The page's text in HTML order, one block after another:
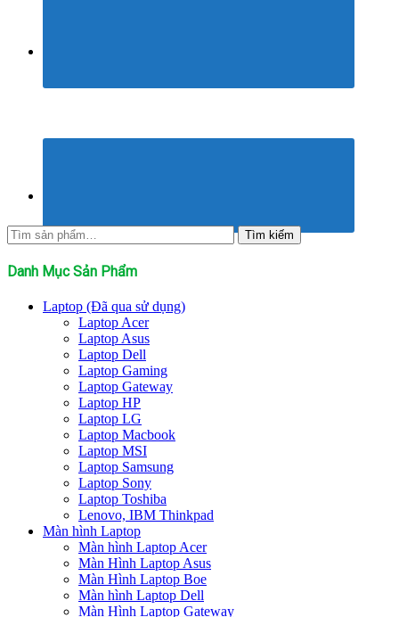
Tìm
kiếm:
Tìm kiếm
Danh Mục Sản Phẩm
Laptop (Đã qua sử dụng)
Laptop Acer
Laptop Asus
Laptop Dell
Laptop Gaming
Laptop Gateway
Laptop HP
Laptop LG
Laptop Macbook
Laptop MSI
Laptop Samsung
Laptop Sony
Laptop Toshiba
Lenovo, IBM Thinkpad
Màn hình Laptop
Màn hình Laptop Acer
Màn Hình Laptop Asus
Màn Hình Laptop Boe
Màn hình Laptop Dell
Màn Hình Laptop Gateway